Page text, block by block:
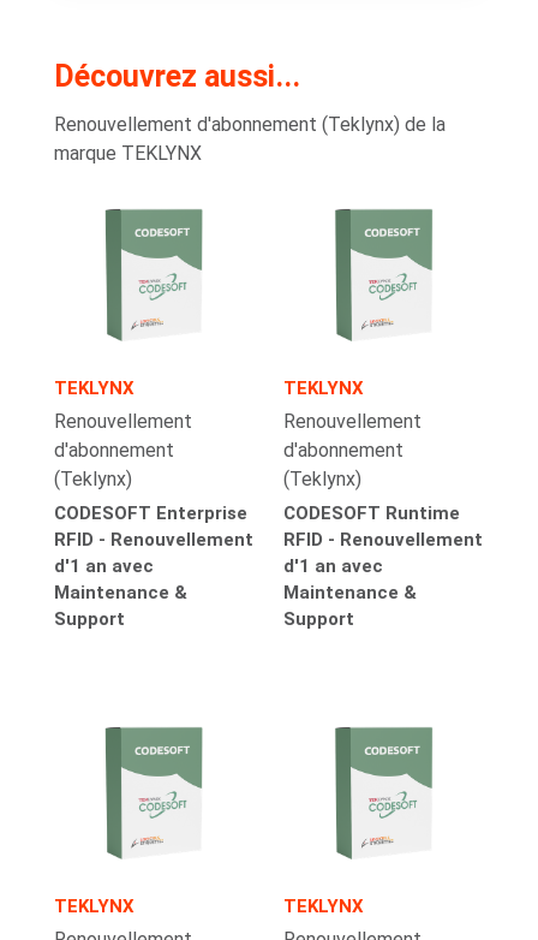
Découvrez aussi...
Renouvellement d'abonnement (Teklynx) de la
marque TEKLYNX
TEKLYNX
Renouvellement
d'abonnement
(Teklynx)
CODESOFT Enterprise
RFID - Renouvellement
d'1 an avec
Maintenance &
Support
TEKLYNX
Renouvellement
d'abonnement
(Teklynx)
CODESOFT Runtime
RFID - Renouvellement
d'1 an avec
Maintenance &
Support
TEKLYNX TEKLYNX